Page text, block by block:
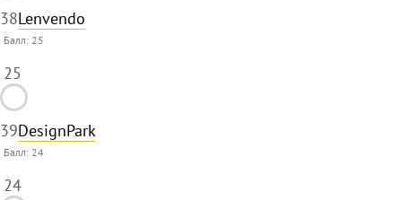
38Lenvendo
Балл: 25
25
39DesignPark
Балл: 24
24